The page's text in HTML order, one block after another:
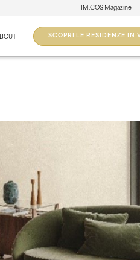
IM.COS Magazine
SCOPRI LE RESIDENZE IN